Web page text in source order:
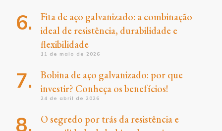
Fita de aço galvanizado: a combinação
ideal de resistência, durabilidade e
flexibilidade
11 de maio de 2026
Bobina de aço galvanizado: por que
investir? Conheça os benefícios!
24 de abril de 2026
O segredo por trás da resistência e